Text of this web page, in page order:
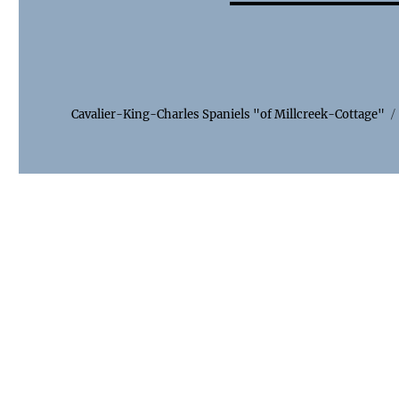
Cavalier-King-Charles Spaniels "of Millcreek-Cottage"